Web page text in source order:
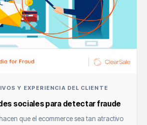
Y EXPERIENCIA DEL CLIENTE
sociales para detectar fraude
que el ecommerce sea tan atractivo